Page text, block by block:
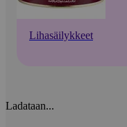
Lihasäilykkeet
Ladataan...